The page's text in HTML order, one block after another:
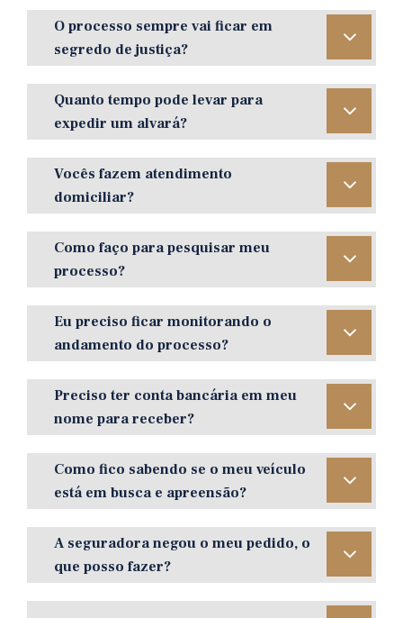
O processo sempre vai ficar em
segredo de justiça?
Quanto tempo pode levar para
expedir um alvará?
Vocês fazem atendimento
domiciliar?
Como faço para pesquisar meu
processo?
Eu preciso ficar monitorando o
andamento do processo?
Preciso ter conta bancária em meu
nome para receber?
Como fico sabendo se o meu veículo
está em busca e apreensão?
A seguradora negou o meu pedido, o
que posso fazer?